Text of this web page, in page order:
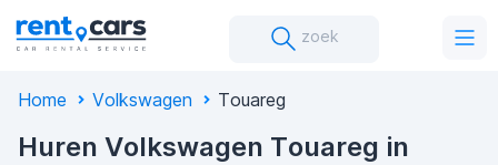
zoek
Home Volkswagen Touareg
Huren Volkswagen Touareg in